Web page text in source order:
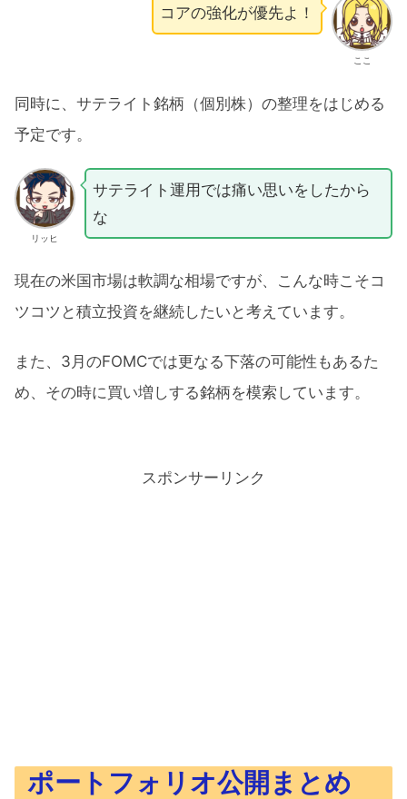
ここ
コアの強化が優先よ！
同時に、サテライト銘柄（個別株）の整理をはじめる
予定です。
リッヒ
サテライト運用では痛い思いをしたから
な
現在の米国市場は軟調な相場ですが、こんな時こそコ
ツコツと積立投資を継続したいと考えています。
また、3月のFOMCでは更なる下落の可能性もあるた
め、その時に買い増しする銘柄を模索しています。
スポンサーリンク
ポートフォリオ公開まとめ